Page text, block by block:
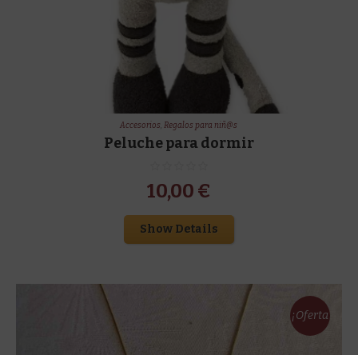
Accesorios,Regalos para niñ@s
Peluche para dormir
10,00 €
Show Details
¡Oferta